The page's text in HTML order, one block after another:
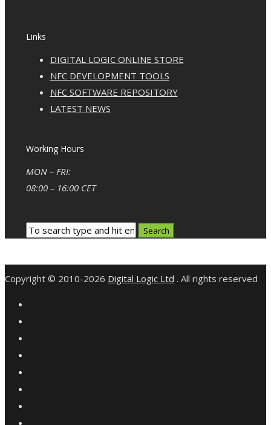
Links
DIGITAL LOGIC ONLINE STORE
NFC DEVELOPMENT TOOLS
NFC SOFTWARE REPOSITORY
LATEST NEWS
Working Hours
MON – FRI:
08:00 – 16:00 CET
Copyright © 2010-2026 Digital Logic Ltd . All rights reserved